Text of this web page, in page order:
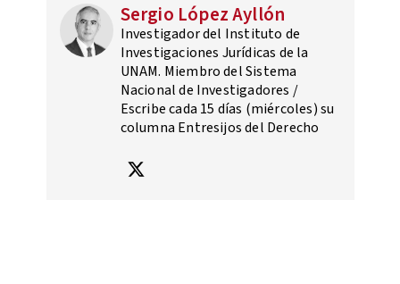
Sergio López Ayllón
Investigador del Instituto de
Investigaciones Jurídicas de la
UNAM. Miembro del Sistema
Nacional de Investigadores /
Escribe cada 15 días (miércoles) su
columna Entresijos del Derecho